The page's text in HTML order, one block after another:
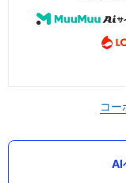
コー
AI